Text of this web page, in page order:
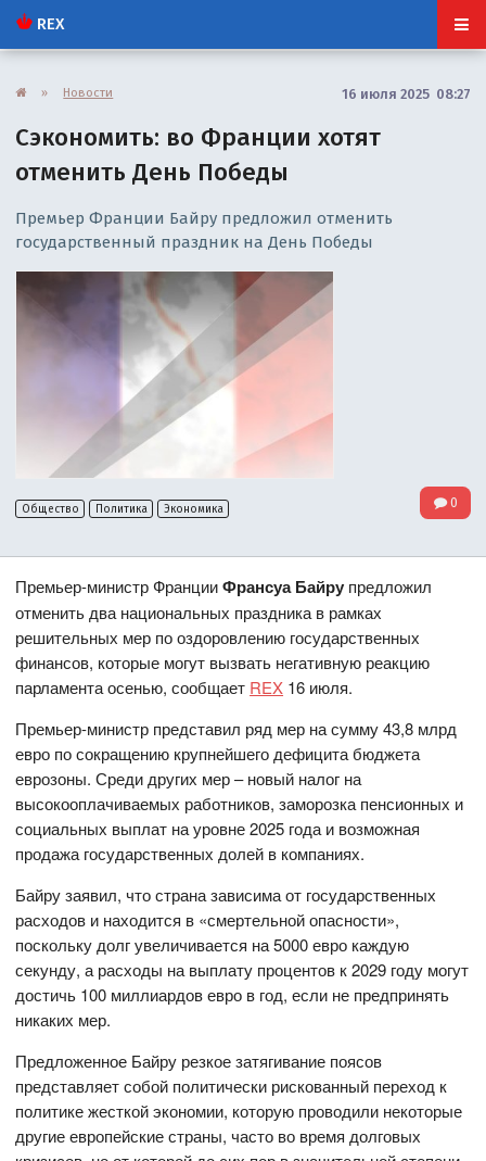
REX
» Новости 16 июля 2025 08:27
Сэкономить: во Франции хотят
отменить День Победы
Премьер Франции Байру предложил отменить
государственный праздник на День Победы
Общество Политика Экономика 0
Премьер-министр ФранцииФрансуа Байру предложил
отменить два национальных праздника в рамках
решительных мер по оздоровлению государственных
финансов, которые могут вызвать негативную реакцию
парламента осенью, сообщает REX 16 июля.
Премьер-министр представил ряд мер на сумму 43,8 млрд
евро по сокращению крупнейшего дефицита бюджета
еврозоны. Среди других мер – новый налог на
высокооплачиваемых работников, заморозка пенсионных и
социальных выплат на уровне 2025 года и возможная
продажа государственных долей в компаниях.
Байру заявил, что страна зависима от государственных
расходов и находится в «смертельной опасности»,
поскольку долг увеличивается на 5000 евро каждую
секунду, а расходы на выплату процентов к 2029 году могут
достичь 100 миллиардов евро в год, если не предпринять
никаких мер.
Предложенное Байру резкое затягивание поясов
представляет собой политически рискованный переход к
политике жесткой экономии, которую проводили некоторые
другие европейские страны, часто во время долговых